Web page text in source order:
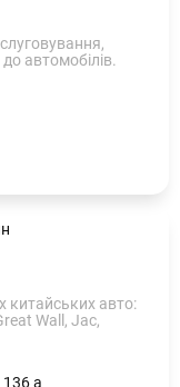
автомобілів.
китайських авто:
Wall, Jac,
а